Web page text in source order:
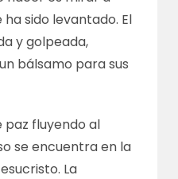
ha sido levantado. El
y golpeada,
bálsamo para sus
paz fluyendo al
se encuentra en la
La